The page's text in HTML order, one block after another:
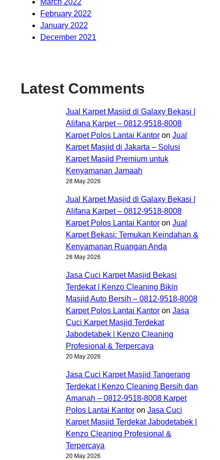
February 2022
January 2022
December 2021
Latest Comments
Jual Karpet Masjid di Galaxy Bekasi |
Alifana Karpet – 0812-9518-8008
Karpet Polos Lantai Kantor on Jual
Karpet Masjid di Jakarta – Solusi
Karpet Masjid Premium untuk
Kenyamanan Jamaah
28 May 2026
Jual Karpet Masjid di Galaxy Bekasi |
Alifana Karpet – 0812-9518-8008
Karpet Polos Lantai Kantor on Jual
Karpet Bekasi: Temukan Keindahan &
Kenyamanan Ruangan Anda
28 May 2026
Jasa Cuci Karpet Masjid Bekasi
Terdekat | Kenzo Cleaning Bikin
Masjid Auto Bersih – 0812-9518-8008
Karpet Polos Lantai Kantor on Jasa
Cuci Karpet Masjid Terdekat
Jabodetabek | Kenzo Cleaning
Profesional & Terpercaya
20 May 2026
Jasa Cuci Karpet Masjid Tangerang
Terdekat | Kenzo Cleaning Bersih dan
Amanah – 0812-9518-8008 Karpet
Polos Lantai Kantor on Jasa Cuci
Karpet Masjid Terdekat Jabodetabek |
Kenzo Cleaning Profesional &
Terpercaya
20 May 2026